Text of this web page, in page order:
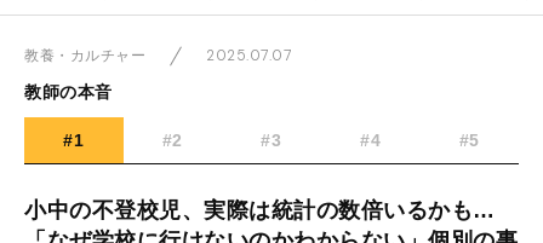
教養・カルチャー
2025.07.07
教師の本音
#1 #2 #3 #4 #5
小中の不登校児、実際は統計の数倍いるかも…